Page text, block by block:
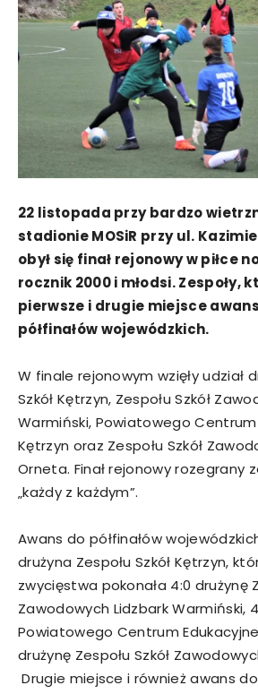
22 listopada przy bardzo
stadionie MOSiR przy ul.
obył się finał rejonowy w piłce
rocznik 2000 i młodsi. Zespoły,
pierwsze i drugie miejsce
półfinałów wojewódzkich.
W finale rejonowym wzięły udział
Szkół Kętrzyn, Zespołu Szkół
Warmiński, Powiatowego
Kętrzyn oraz Zespołu Szkół
Orneta. Finał rejonowy rozegrany
„każdy z każdym”.
Awans do półfinałów
drużyna Zespołu Szkół Kętrzyn,
zwycięstwa pokonała 4:0 drużynę
Zawodowych Lidzbark Warmiński,
Powiatowego Centrum
drużynę Zespołu Szkół
Drugie miejsce i również awans do